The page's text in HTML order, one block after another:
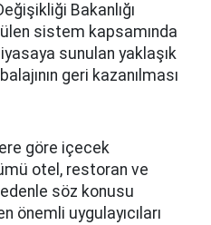
Bakanlığı
sistem kapsamında
sunulan yaklaşık
geri kazanılması
göre içecek
otel, restoran ve
söz konusu
önemli uygulayıcıları